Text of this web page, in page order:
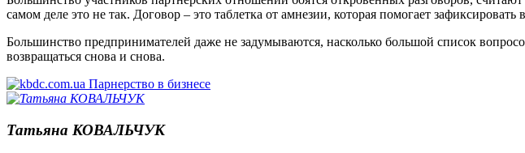
самом деле это не так. Договор – это таблетка от амнезии, которая помогает зафиксировать
Большинство предпринимателей даже не задумываются, насколько большой список
возвращаться снова и снова.
Татьяна КОВАЛЬЧУК